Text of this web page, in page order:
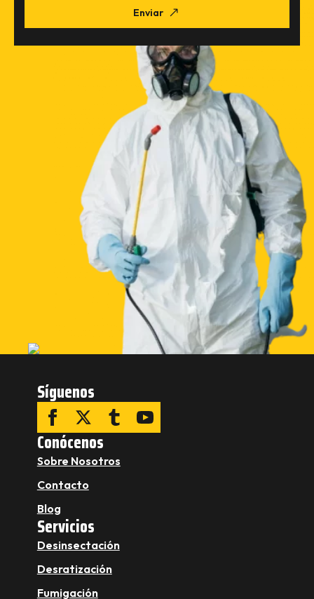
Enviar
Síguenos
Conócenos
Sobre Nosotros
Contacto
Blog
Servicios
Desinsectación
Desratización
Fumigación